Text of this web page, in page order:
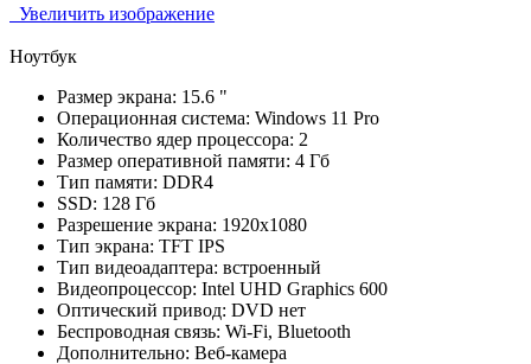
Увеличить изображение
Ноутбук
Размер экрана: 15.6 "
Операционная система: Windows 11 Pro
Количество ядер процессора: 2
Размер оперативной памяти: 4 Гб
Тип памяти: DDR4
SSD: 128 Гб
Разрешение экрана: 1920x1080
Тип экрана: TFT IPS
Тип видеоадаптера: встроенный
Видеопроцессор: Intel UHD Graphics 600
Оптический привод: DVD нет
Беспроводная связь: Wi-Fi, Bluetooth
Дополнительно: Веб-камера